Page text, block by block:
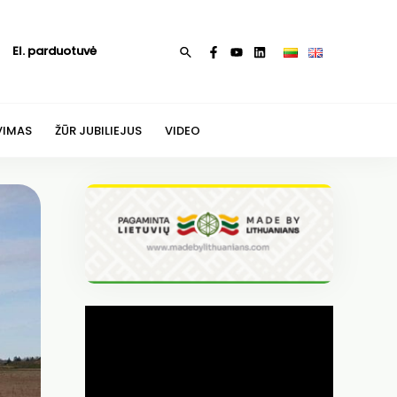
El. parduotuvė Paieška
ŽŪR JUBILIEJUS VIDEO